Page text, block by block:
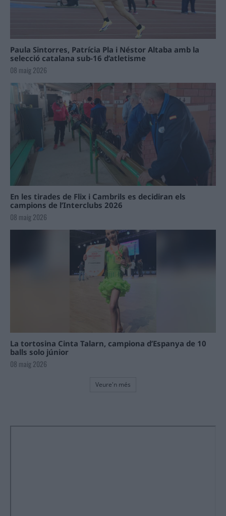
Paula Sintorres, Patrícia Pla i Néstor Altaba amb la
selecció catalana sub-16 d’atletisme
08 maig 2026
En les tirades de Flix i Cambrils es decidiran els
campions de l’Interclubs 2026
08 maig 2026
La tortosina Cinta Talarn, campiona d’Espanya de 10
balls solo júnior
08 maig 2026
Veure'n més